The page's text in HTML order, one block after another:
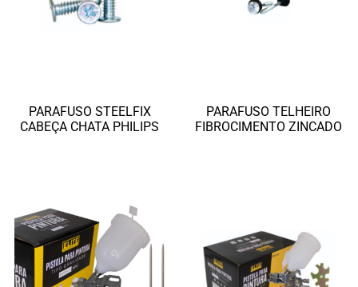
PARAFUSO STEELFIX
CABEÇA CHATA PHILIPS
PARAFUSO TELHEIRO
FIBROCIMENTO ZINCADO